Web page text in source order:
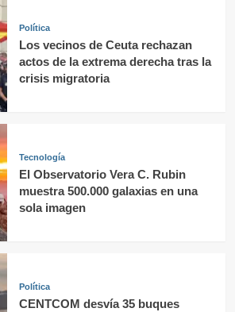
Política
Los vecinos de Ceuta rechazan
actos de la extrema derecha tras la
crisis migratoria
Tecnología
El Observatorio Vera C. Rubin
muestra 500.000 galaxias en una
sola imagen
Política
CENTCOM desvía 35 buques